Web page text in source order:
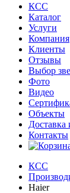
КСС
Каталог
Услуги
Компания
Клиенты
Oтзывы
Выбор
Фото
Видео
Объекты
Доставка
Контакты
КСС
Haier